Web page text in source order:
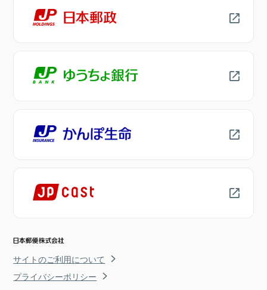
サイトのご利用について
プライバシーポリシー